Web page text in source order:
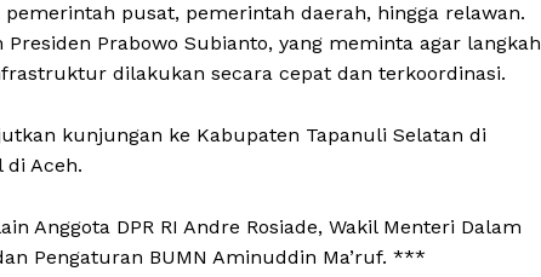
pusat, pemerintah daerah, hingga relawan.
Prabowo Subianto, yang meminta agar langkah
dilakukan secara cepat dan terkoordinasi.
kunjungan ke Kabupaten Tapanuli Selatan di
Aceh.
Anggota DPR RI Andre Rosiade, Wakil Menteri Dalam
Pengaturan BUMN Aminuddin Ma’ruf. ***